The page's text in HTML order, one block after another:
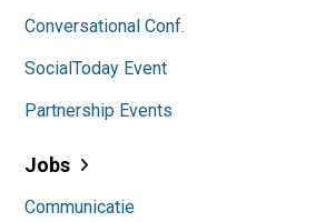
Conversational Conf.
SocialToday Event
Partnership Events
Jobs
Communicatie